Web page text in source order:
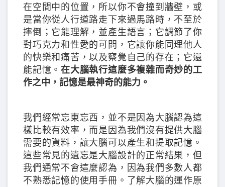
在空間中的位置，所以你不會撞到牆壁，或
是當你從人行道路走下來過馬路時，不至於
摔倒；它能理解，並產生語言；它調節了你
對巧克力和性愛的可問，它讓你能同理他人
的快樂和痛苦，以及察覺自己的存在；它還
能記憶。在大腦執行這麼多複雜而奇妙的工
作之中，記憶是最神奇的能力。
我們經常忘東忘西，並不是因為大腦認為這
樣比較有效率，而是因為我們沒有提供大腦
需要的資料，讓大腦可以產生和提取記憶。
這些常見的遺忘是大腦設計的正常結果，但
我們通常不會這麼認為，因為我們多數人都
不熟悉記憶的使用手冊。了解大腦的運作原